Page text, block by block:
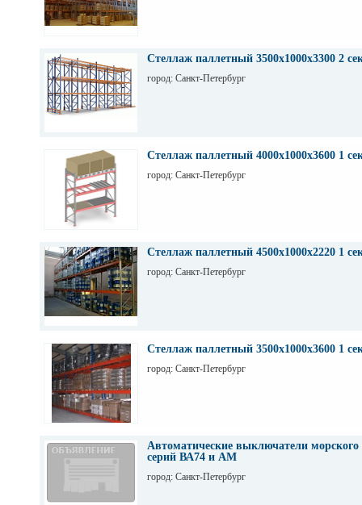
Стеллаж паллетный 3500х1000х3300 2
город: Санкт-Петербург
Стеллаж паллетный 4000х1000х3600 1
город: Санкт-Петербург
Стеллаж паллетный 4500х1000х2220 1
город: Санкт-Петербург
Стеллаж паллетный 3500х1000х3600 1
город: Санкт-Петербург
Автоматические выключатели морского
серий ВА74 и АМ
город: Санкт-Петербург